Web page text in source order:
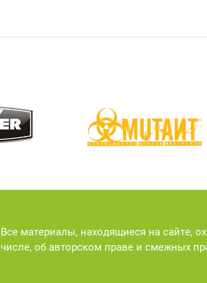
Все материалы, находящиеся на сайте,
числе, об авторском праве и смежных